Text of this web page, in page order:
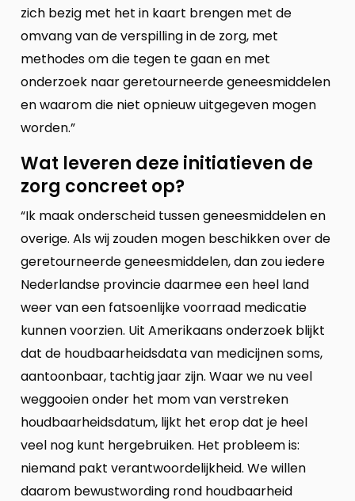
zich bezig met het in kaart brengen met de
omvang van de verspilling in de zorg, met
methodes om die tegen te gaan en met
onderzoek naar geretourneerde geneesmiddelen
en waarom die niet opnieuw uitgegeven mogen
worden.”
Wat leveren deze initiatieven de
zorg concreet op?
“Ik maak onderscheid tussen geneesmiddelen en
overige. Als wij zouden mogen beschikken over de
geretourneerde geneesmiddelen, dan zou iedere
Nederlandse provincie daarmee een heel land
weer van een fatsoenlijke voorraad medicatie
kunnen voorzien. Uit Amerikaans onderzoek blijkt
dat de houdbaarheidsdata van medicijnen soms,
aantoonbaar, tachtig jaar zijn. Waar we nu veel
weggooien onder het mom van verstreken
houdbaarheidsdatum, lijkt het erop dat je heel
veel nog kunt hergebruiken. Het probleem is:
niemand pakt verantwoordelijkheid. We willen
daarom bewustwording rond houdbaarheid